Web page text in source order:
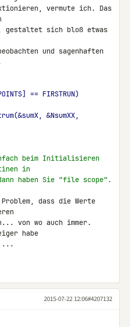
vermute ich. Das
gestaltet sich bloß etwas
und sagenhaften
== FIRSTRUN)
&NsumXX,
beim Initialisieren
in
haben Sie "file scope".
von wo auch immer.
habe
...
2015-07-22 12:06#4207132